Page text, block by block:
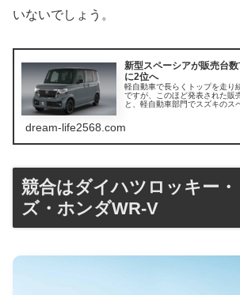
いないでしょう。
新型スペーシアが販売台
に2位へ
軽自動車で長らくトップを走り
ですが、このほど発表された販
と、軽自動車部門でスズキのス
dream-life2568.com
競合はダイハツロッキー
ズ・ホンダWR-V